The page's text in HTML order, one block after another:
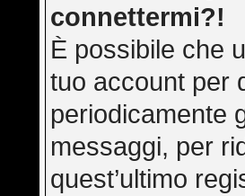
connettermi?!
È possibile che
tuo account per
periodicamente
messaggi, per
quest’ultimo